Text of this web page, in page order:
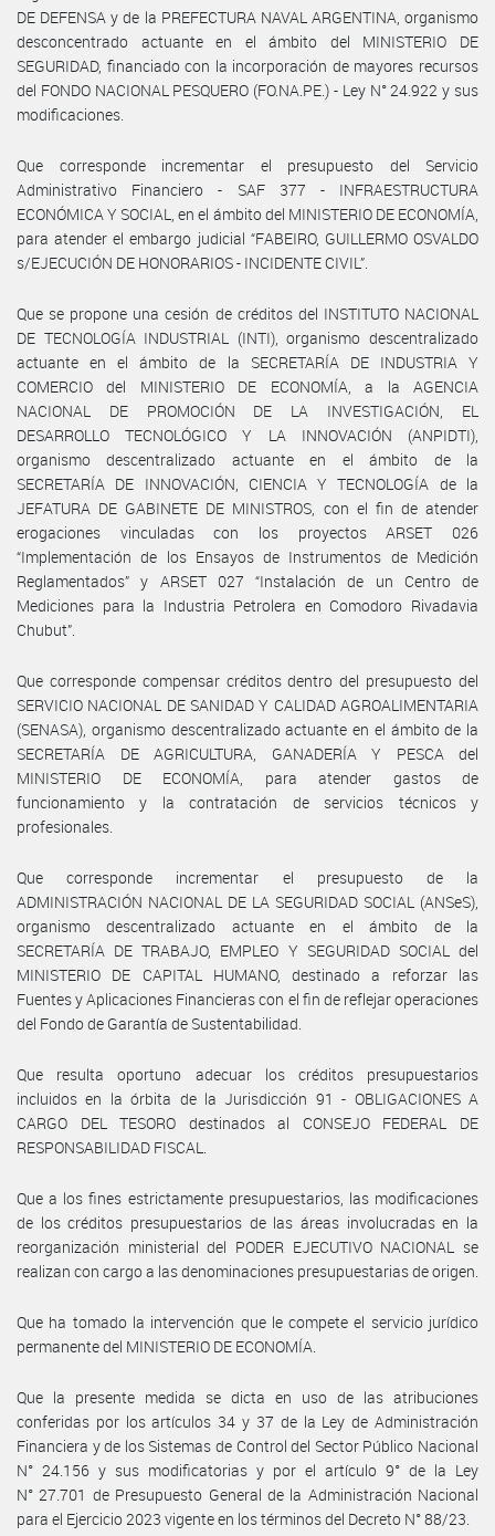
DE DEFENSA y de la PREFECTURA NAVAL ARGENTINA, organismo
desconcentrado actuante en el ámbito del MINISTERIO DE
SEGURIDAD, financiado con la incorporación de mayores recursos
del FONDO NACIONAL PESQUERO (FO.NA.PE.) - Ley N° 24.922 y sus
modificaciones.
Que corresponde incrementar el presupuesto del Servicio
Administrativo Financiero - SAF 377 - INFRAESTRUCTURA
ECONÓMICA Y SOCIAL, en el ámbito del MINISTERIO DE ECONOMÍA,
para atender el embargo judicial “FABEIRO, GUILLERMO OSVALDO
s/EJECUCIÓN DE HONORARIOS - INCIDENTE CIVIL”.
Que se propone una cesión de créditos del INSTITUTO NACIONAL
DE TECNOLOGÍA INDUSTRIAL (INTI), organismo descentralizado
actuante en el ámbito de la SECRETARÍA DE INDUSTRIA Y
COMERCIO del MINISTERIO DE ECONOMÍA, a la AGENCIA
NACIONAL DE PROMOCIÓN DE LA INVESTIGACIÓN, EL
DESARROLLO TECNOLÓGICO Y LA INNOVACIÓN (ANPIDTI),
organismo descentralizado actuante en el ámbito de la
SECRETARÍA DE INNOVACIÓN, CIENCIA Y TECNOLOGÍA de la
JEFATURA DE GABINETE DE MINISTROS, con el fin de atender
erogaciones vinculadas con los proyectos ARSET 026
“Implementación de los Ensayos de Instrumentos de Medición
Reglamentados” y ARSET 027 “Instalación de un Centro de
Mediciones para la Industria Petrolera en Comodoro Rivadavia
Chubut”.
Que corresponde compensar créditos dentro del presupuesto del
SERVICIO NACIONAL DE SANIDAD Y CALIDAD AGROALIMENTARIA
(SENASA), organismo descentralizado actuante en el ámbito de la
SECRETARÍA DE AGRICULTURA, GANADERÍA Y PESCA del
MINISTERIO DE ECONOMÍA, para atender gastos de
funcionamiento y la contratación de servicios técnicos y
profesionales.
Que corresponde incrementar el presupuesto de la
ADMINISTRACIÓN NACIONAL DE LA SEGURIDAD SOCIAL (ANSeS),
organismo descentralizado actuante en el ámbito de la
SECRETARÍA DE TRABAJO, EMPLEO Y SEGURIDAD SOCIAL del
MINISTERIO DE CAPITAL HUMANO, destinado a reforzar las
Fuentes y Aplicaciones Financieras con el fin de reflejar operaciones
del Fondo de Garantía de Sustentabilidad.
Que resulta oportuno adecuar los créditos presupuestarios
incluidos en la órbita de la Jurisdicción 91 - OBLIGACIONES A
CARGO DEL TESORO destinados al CONSEJO FEDERAL DE
RESPONSABILIDAD FISCAL.
Que a los fines estrictamente presupuestarios, las modificaciones
de los créditos presupuestarios de las áreas involucradas en la
reorganización ministerial del PODER EJECUTIVO NACIONAL se
realizan con cargo a las denominaciones presupuestarias de origen.
Que ha tomado la intervención que le compete el servicio jurídico
permanente del MINISTERIO DE ECONOMÍA.
Que la presente medida se dicta en uso de las atribuciones
conferidas por los artículos 34 y 37 de la Ley de Administración
Financiera y de los Sistemas de Control del Sector Público Nacional
N° 24.156 y sus modificatorias y por el artículo 9° de la Ley
N° 27.701 de Presupuesto General de la Administración Nacional
para el Ejercicio 2023 vigente en los términos del Decreto N° 88/23.